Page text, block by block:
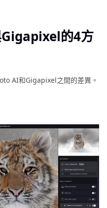
AI
便宜替代方案
的4方
AI和Gigapixel之間的差異。